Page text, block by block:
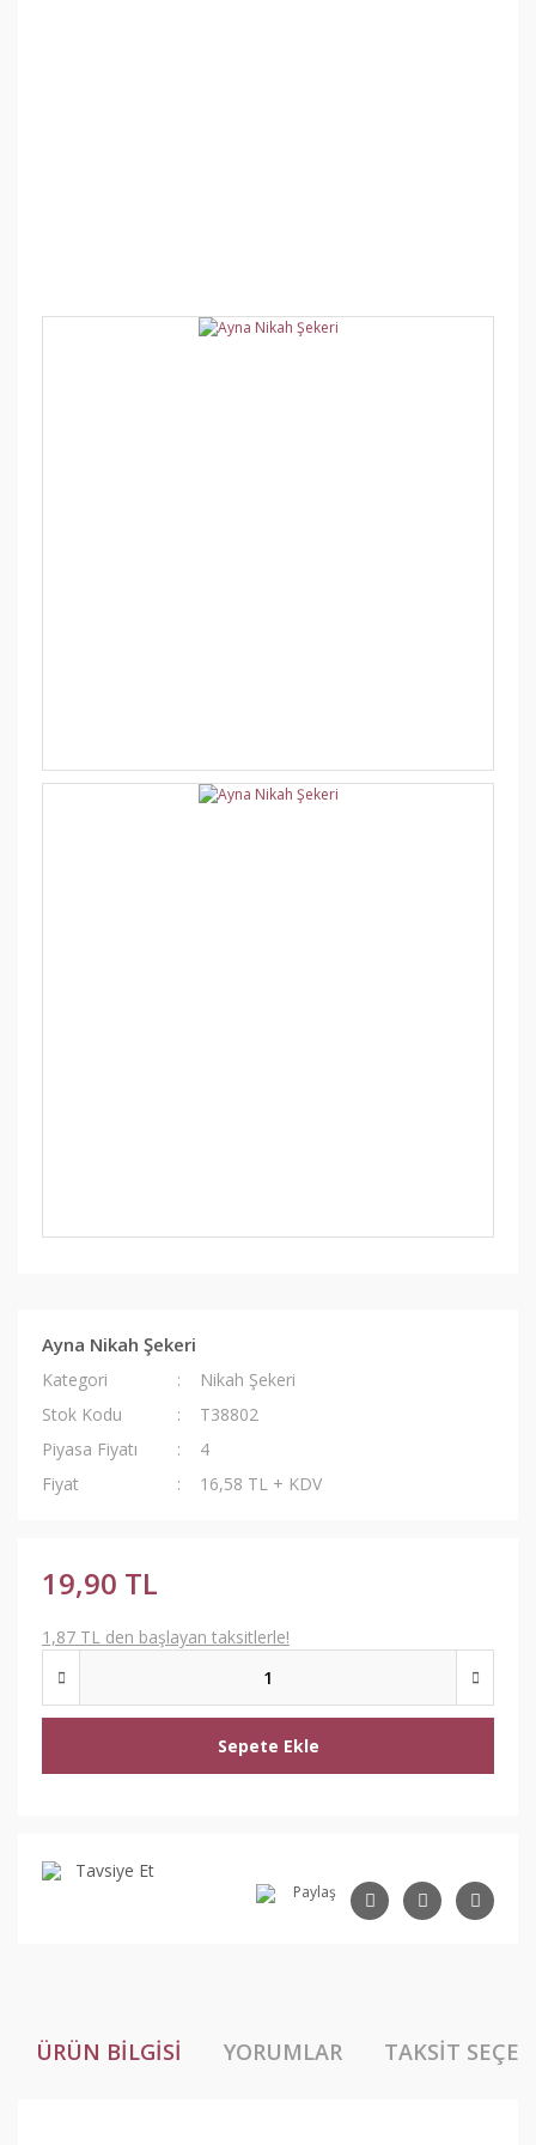
Ayna Nikah Şekeri
Kategori
Nikah Şekeri
Stok Kodu
T38802
Piyasa Fiyatı
4
Fiyat
16,58 TL + KDV
19,90 TL
1,87 TL den başlayan taksitlerle!
Sepete Ekle
Tavsiye Et
Paylaş
ÜRÜN BILGISI YORUMLAR TAKSIT